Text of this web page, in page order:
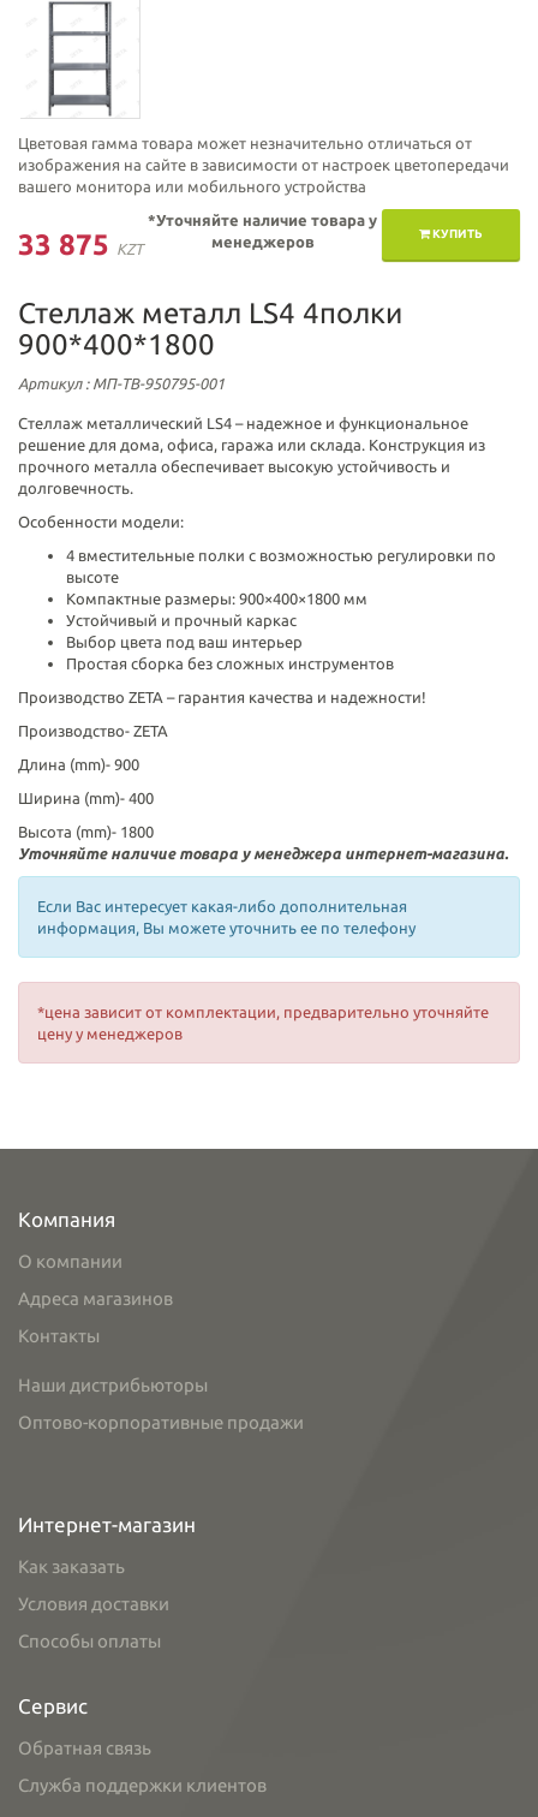
Цветовая гамма товара может незначительно отличаться от
изображения на сайте в зависимости от настроек цветопередачи
вашего монитора или мобильного устройства
33 875 KZT
КУПИТЬ
*Уточняйте наличие товара у
менеджеров
Стеллаж металл LS4 4полки
900*400*1800
Артикул: МП-ТВ-950795-001
Стеллаж металлический LS4 – надежное и функциональное
решение для дома, офиса, гаража или склада. Конструкция из
прочного металла обеспечивает высокую устойчивость и
долговечность.
Особенности модели:
4 вместительные полки с возможностью регулировки по
высоте
Компактные размеры: 900×400×1800 мм
Устойчивый и прочный каркас
Выбор цвета под ваш интерьер
Простая сборка без сложных инструментов
Производство ZETA – гарантия качества и надежности!
Производство- ZETA
Длина (mm)- 900
Ширина (mm)- 400
Высота (mm)- 1800
Уточняйте наличие товара у менеджера интернет-магазина.
Если Вас интересует какая-либо дополнительная
информация, Вы можете уточнить ее по телефону
*цена зависит от комплектации, предварительно уточняйте
цену у менеджеров
Компания
О компании
Адреса магазинов
Контакты
Наши дистрибьюторы
Оптово-корпоративные продажи
Интернет-магазин
Как заказать
Условия доставки
Способы оплаты
Сервис
Обратная связь
Служба поддержки клиентов